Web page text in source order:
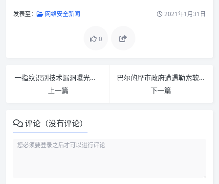
发表至： 网络安全新闻 2021年1月31日
0
一指纹识别技术漏洞曝光：可跟踪 Android 和 iOS 设备
上一篇
巴尔的摩市政府遭遇勒索软件事件再遇新问题：临时 Gmail 账号被禁
下一篇
评论（没有评论）